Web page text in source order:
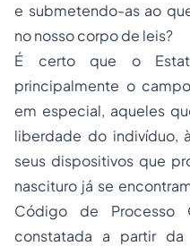
e submetendo-as ao
no nosso corpo de leis?
É certo que o
principalmente o
em especial, aqueles
liberdade do indivíduo,
seus dispositivos que
nascituro já se
Código de Processo
constatada a partir